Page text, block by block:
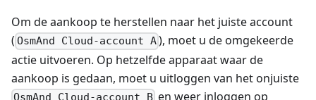
Om de aankoop te herstellen naar het juiste account
( OsmAnd Cloud-account A), moet u de omgekeerde
actie uitvoeren. Op hetzelfde apparaat waar de
aankoop is gedaan, moet u uitloggen van het onjuiste
OsmAnd Cloud-account B en weer inloggen op